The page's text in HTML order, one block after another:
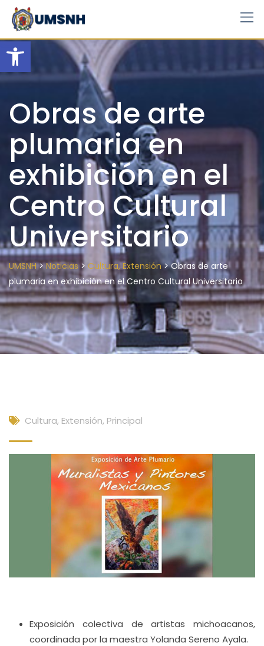
Open toolbar
Skip
content
Obras de arte
plumaria en
exhibición en el
Centro Cultural
Universitario
UMSNH>Noticias> Cultura, Extensión>Obras de arte
plumaria en exhibición en el Centro Cultural Universitario
Cultura, Extensión, Principal
Exposición colectiva de artistas michoacanos,
coordinada por la maestra Yolanda Sereno Ayala.